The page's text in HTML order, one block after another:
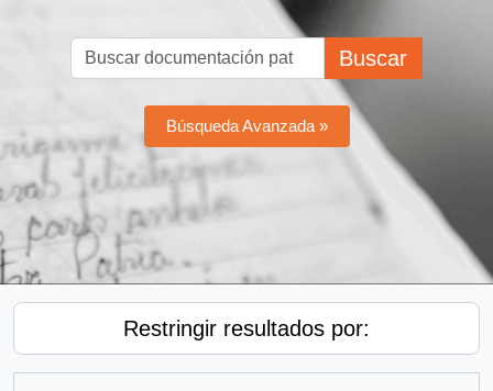
Buscar
Búsqueda Avanzada »
Restringir resultados por: